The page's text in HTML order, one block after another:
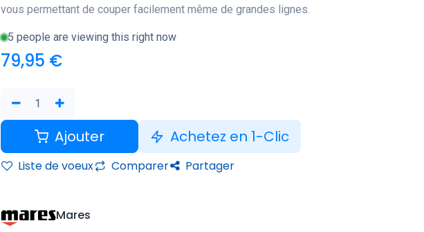
vous permettant de couper facilement même de grandes lignes.
5 people are viewing this right now
79,95 €
Ajouter Achetez en 1-Clic
Liste de voeux Comparer Partager
Mares